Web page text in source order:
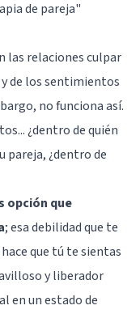
de pareja"
las relaciones culpar
de los sentimientos
no funciona así.
¿dentro de quién
pareja, ¿dentro de
opción que
; esa debilidad que te
que tú te sientas
y liberador
en un estado de